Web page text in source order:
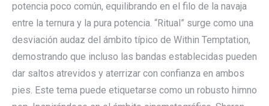
potencia poco común, equilibrando en el filo de la navaja
entre la ternura y la pura potencia. “Ritual” surge como una
desviación audaz del ámbito típico de Within Temptation,
demostrando que incluso las bandas establecidas pueden
dar saltos atrevidos y aterrizar con confianza en ambos
pies. Este tema puede etiquetarse como un robusto himno